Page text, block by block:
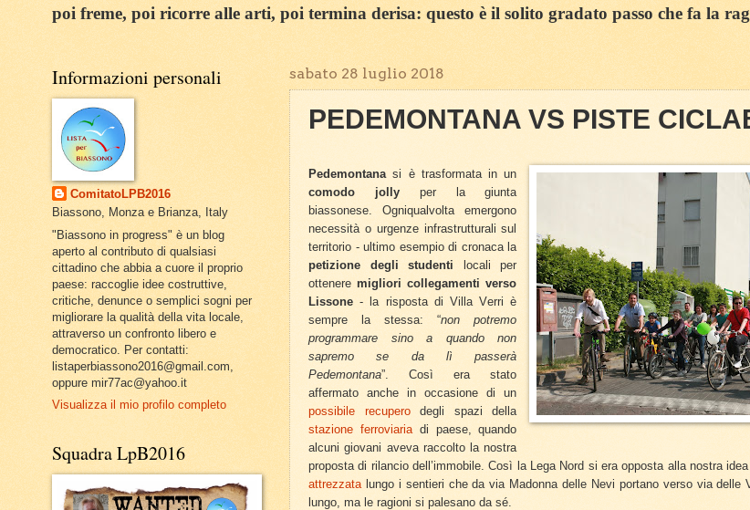
poi freme, poi ricorre alle arti, poi termina derisa: questo è il solito gradato passo che fa la
sabato 28 luglio 2018
PEDEMONTANA VS PISTE
Pedemontana si è trasformata in un
comodo jollyper la giunta
biassonese. Ogniqualvolta emergono
necessità o urgenze infrastrutturali sul
territorio - ultimo esempio di cronaca la
petizione degli studenti locali per
ottenere migliori collegamenti verso
Lissone - la risposta di Villa Verri è
sempre la stessa: “non potremo
programmare sino a quando non
sapremo se da lì passerà
Pedemontana”. Così era stato
affermato anche in occasione di un
possibile recuperodegli spazi della
stazione ferroviariadi paese, quando
alcuni giovani aveva raccolto la nostra
proposta di rilancio dell’immobile. Così la Lega Nord si era opposta alla nostra
attrezzata lungo i sentieri che da via Madonna delle Nevi portano verso via delle
lungo, ma le ragioni si palesano da sé.
Informazioni personali
ComitatoLPB2016
Biassono, Monza e Brianza, Italy
"Biassono in progress" è un blog
aperto al contributo di qualsiasi
cittadino che abbia a cuore il proprio
paese: raccoglie idee costruttive,
critiche, denunce o semplici sogni per
migliorare la qualità della vita locale,
attraverso un confronto libero e
democratico. Per contatti:
listaperbiassono2016@gmail.com,
oppure mir77ac@yahoo.it
Visualizza il mio profilo completo
Squadra LpB2016